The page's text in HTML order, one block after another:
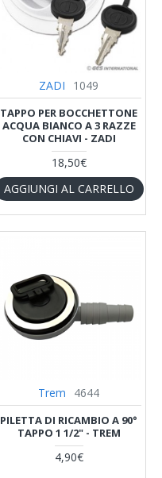
ZADI 1049
TAPPO PER BOCCHETTONE
ACQUA BIANCO A 3 RAZZE
CON CHIAVI - ZADI
18,50€
AGGIUNGI AL CARRELLO
Trem 4644
PILETTA DI RICAMBIO A 90°
TAPPO 1 1/2" - TREM
4,90€